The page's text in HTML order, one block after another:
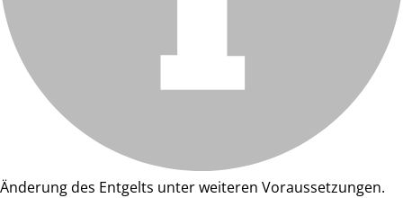
Änderung des Entgelts unter weiteren Voraussetzungen.